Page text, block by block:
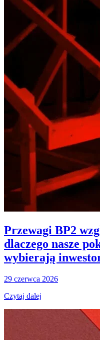
Przewagi BP2
dlaczego nasze
wybierają
29 czerwca 2026
Czytaj dalej